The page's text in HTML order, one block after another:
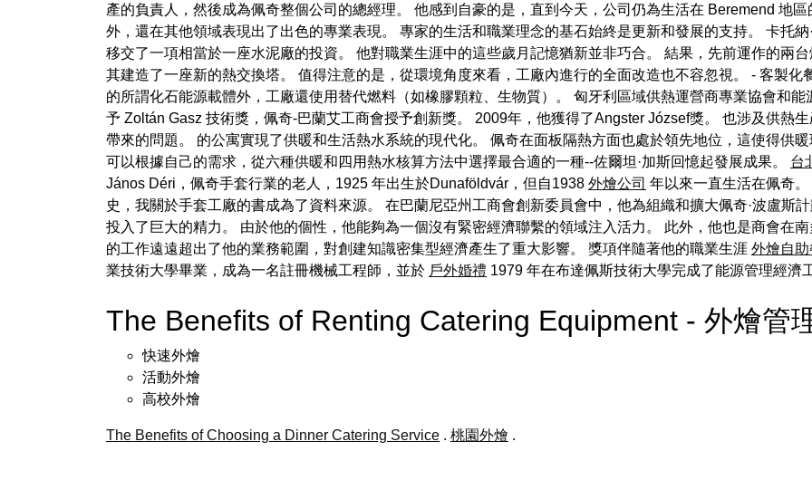
產的負責人，然後成為佩奇整個公司的總經理。 他感到自豪的是，直到今天，公司仍為生活在 Beremend 地
外，還在其他領域表現出了出色的專業表現。 專家的生活和職業理念的基石始終是更新和發展的支持。 卡托
移交了一項相當於一座水泥廠的投資。 他對職業生涯中的這些歲月記憶猶新並非巧合。 結果，先前運作的兩
其建造了一座新的熱交換塔。 值得注意的是，從環境角度來看，工廠內進行的全面改造也不容忽視。 - 客製化
的所謂化石能源載體外，工廠還使用替代燃料（如橡膠顆粒、生物質）。 匈牙利區域供熱運營商專業協會和
予 Zoltán Gasz 技術獎，佩奇-巴蘭艾工商會授予創新獎。 2009年，他獲得了Angster József獎。 也涉及供熱
帶來的問題。 的公寓實現了供暖和生活熱水系統的現代化。 佩奇在面板隔熱方面也處於領先地位，這使得供
可以根據自己的需求，從六種供暖和四用熱水核算方法中選擇最合適的一種--佐爾坦·加斯回憶起發展成果。 台
János Déri，佩奇手套行業的老人，1925 年出生於Dunaföldvár，但自1938 外燴公司 年以來一直生活在佩奇。
史，我關於手套工廠的書成為了資料來源。 在巴蘭尼亞州工商會創新委員會中，他為組織和擴大佩奇·波盧斯
投入了巨大的精力。 由於他的個性，他能夠為一個沒有緊密經濟聯繫的領域注入活力。 此外，他也是商會在
的工作遠遠超出了他的業務範圍，對創建知識密集型經濟產生了重大影響。 獎項伴隨著他的職業生涯 外燴自助
業技術大學畢業，成為一名註冊機械工程師，並於 戶外婚禮 1979 年在布達佩斯技術大學完成了能源管理經濟
The Benefits of Renting Catering Equipment - 外燴管
快速外燴
活動外燴
高校外燴
The Benefits of Choosing a Dinner Catering Service . 桃園外燴 .